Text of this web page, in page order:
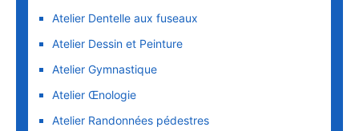
Atelier Dentelle aux fuseaux
Atelier Dessin et Peinture
Atelier Gymnastique
Atelier Œnologie
Atelier Randonnées pédestres